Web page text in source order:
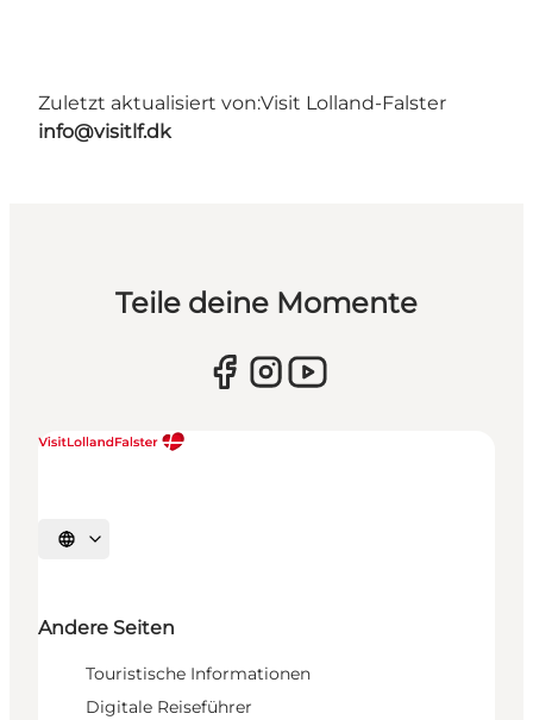
Zuletzt aktualisiert von:Visit Lolland-Falster
info@visitlf.dk
Teile deine Momente
Sprache auswählen
Andere Seiten
Touristische Informationen
Digitale Reiseführer